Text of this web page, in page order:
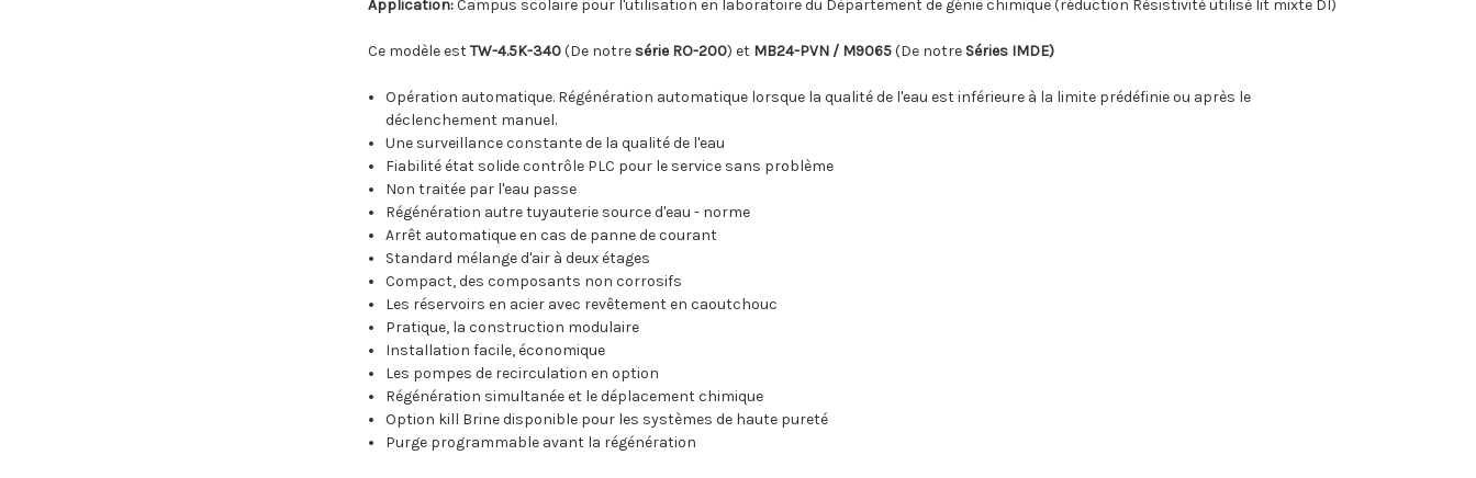
Application:Campus scolaire pour l'utilisation en laboratoire du Département de génie chimique (réduction Résistivité utilisé lit mixte DI)
Ce modèle estTW-4.5K-340(De notre série RO-200) et MB24-PVN / M9065(De notre Séries IMDE)
Opération automatique. Régénération automatique lorsque la qualité de l'eau est inférieure à la limite prédéfinie ou après le
déclenchement manuel.
Une surveillance constante de la qualité de l'eau
Fiabilité état solide contrôle PLC pour le service sans problème
Non traitée par l'eau passe
Régénération autre tuyauterie source d'eau - norme
Arrêt automatique en cas de panne de courant
Standard mélange d'air à deux étages
Compact, des composants non corrosifs
Les réservoirs en acier avec revêtement en caoutchouc
Pratique, la construction modulaire
Installation facile, économique
Les pompes de recirculation en option
Régénération simultanée et le déplacement chimique
Option kill Brine disponible pour les systèmes de haute pureté
Purge programmable avant la régénération